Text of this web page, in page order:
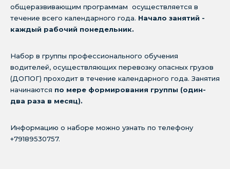
общеразвивающим программам осуществляется в
течение всего календарного года. Начало занятий -
каждый рабочий понедельник.
Набор в группы профессионального обучения
водителей, осуществляющих перевозку опасных грузов
(ДОПОГ) проходит в течение календарного года. Занятия
начинаются по мере формирования группы (один-
два раза в месяц).
Информацию о наборе можно узнать по телефону
+79189530757.